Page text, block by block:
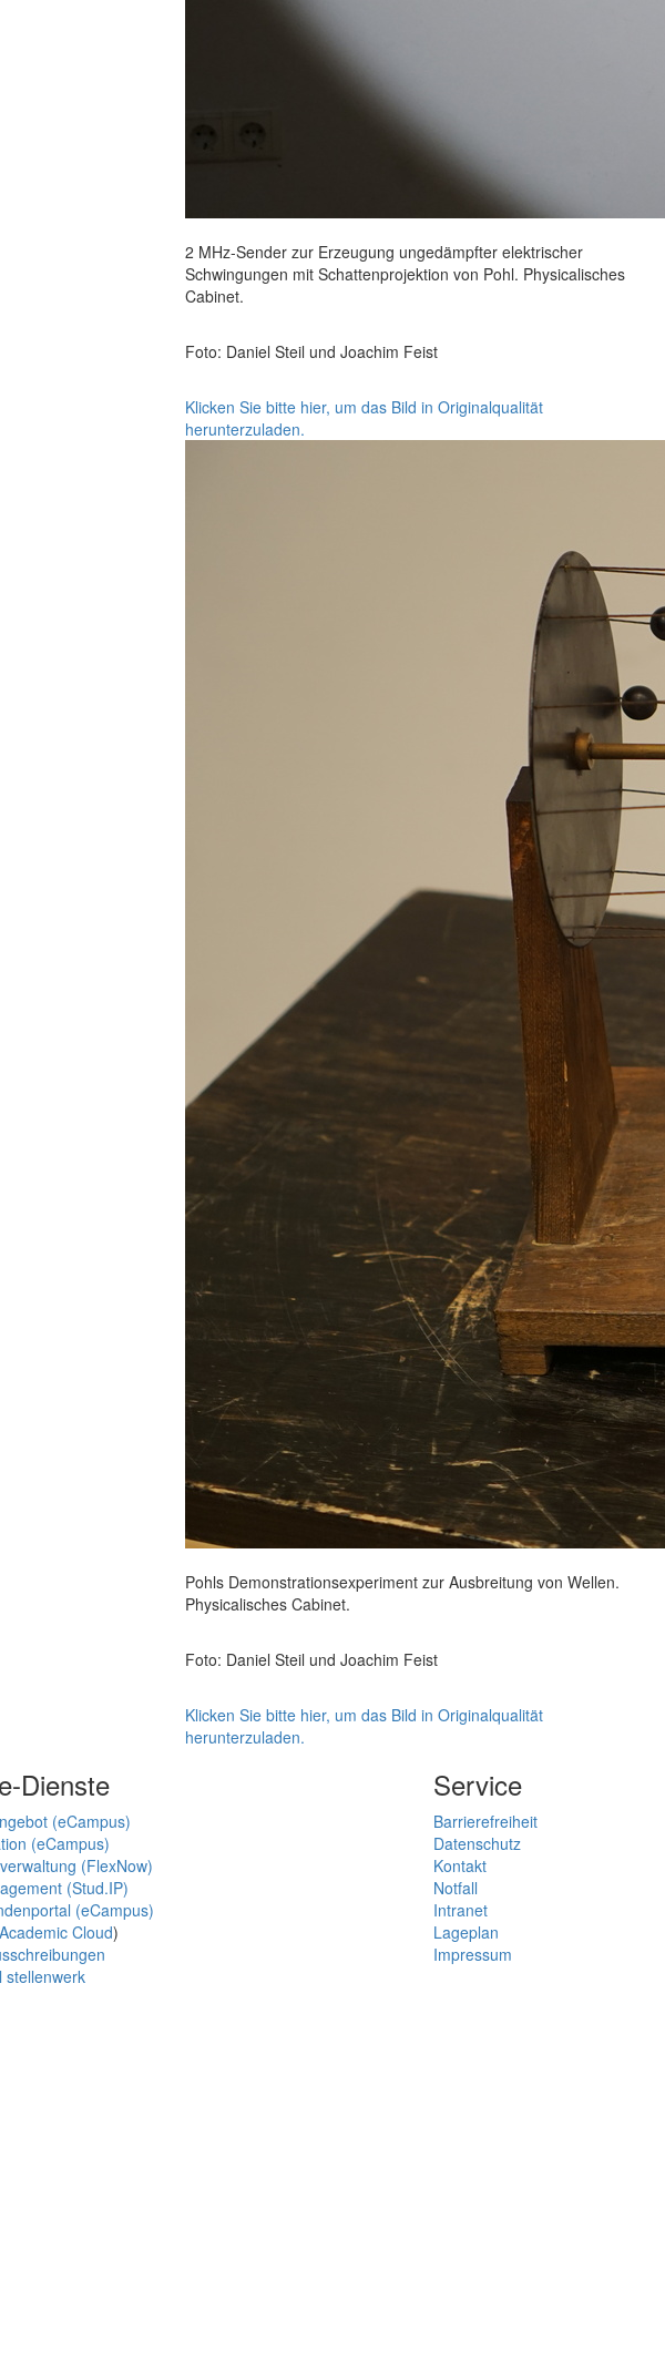
2 MHz-Sender zur Erzeugung ungedämpfter elektrischer
Schwingungen mit Schattenprojektion von Pohl. Physicalisches
Cabinet.
Foto: Daniel Steil und Joachim Feist
Klicken Sie bitte hier, um das Bild in Originalqualität
herunterzuladen.
Pohls Demonstrationsexperiment zur Ausbreitung von Wellen.
Physicalisches Cabinet.
Foto: Daniel Steil und Joachim Feist
Klicken Sie bitte hier, um das Bild in Originalqualität
herunterzuladen.
Dienste
(eCampus)
(eCampus)
(FlexNow)
(Stud.IP)
(eCampus)
Academic Cloud)
stellenwerk
Service
Barrierefreiheit
Datenschutz
Kontakt
Notfall
Intranet
Lageplan
Impressum